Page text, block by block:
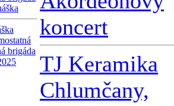
brigáda
koncert
TJ Keramika
Chlumčany,